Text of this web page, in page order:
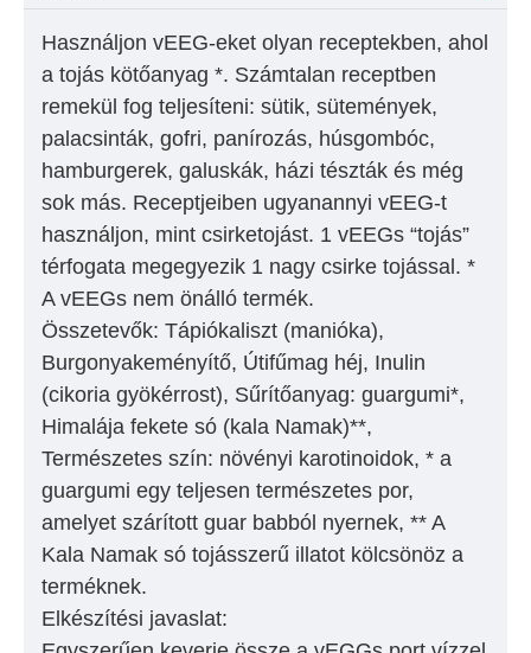
Használjon vEEG-eket olyan receptekben, ahol
a tojás kötőanyag *. Számtalan receptben
remekül fog teljesíteni: sütik, sütemények,
palacsinták, gofri, panírozás, húsgombóc,
hamburgerek, galuskák, házi tészták és még
sok más. Receptjeiben ugyanannyi vEEG-t
használjon, mint csirketojást. 1 vEEGs “tojás”
térfogata megegyezik 1 nagy csirke tojással. *
A vEEGs nem önálló termék.
Összetevők: Tápiókaliszt (manióka),
Burgonyakeményítő, Útifűmag héj, Inulin
(cikoria gyökérrost), Sűrítőanyag: guargumi*,
Himalája fekete só (kala Namak)**,
Természetes szín: növényi karotinoidok, * a
guargumi egy teljesen természetes por,
amelyet szárított guar babból nyernek, ** A
Kala Namak só tojásszerű illatot kölcsönöz a
terméknek.
Elkészítési javaslat: